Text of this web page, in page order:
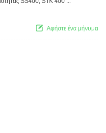
Αφήστε ένα μήνυμα